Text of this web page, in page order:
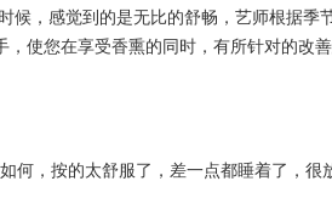
候，感觉到的是无比的舒畅，艺师根据季
使您在享受香熏的同时，有所针对的改
，按的太舒服了，差一点都睡着了，很